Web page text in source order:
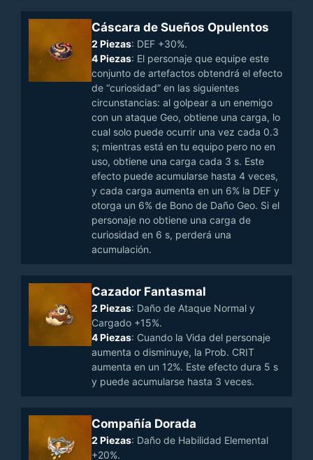
Cáscara de Sueños Opulentos
2 Piezas: DEF +30%.
4 Piezas: El personaje que equipe este
conjunto de artefactos obtendrá el efecto
de “curiosidad” en las siguientes
circunstancias: al golpear a un enemigo
con un ataque Geo, obtiene una carga, lo
cual solo puede ocurrir una vez cada 0.3
s; mientras está en tu equipo pero no en
uso, obtiene una carga cada 3 s. Este
efecto puede acumularse hasta 4 veces,
y cada carga aumenta en un 6% la DEF y
otorga un 6% de Bono de Daño Geo. Si el
personaje no obtiene una carga de
curiosidad en 6 s, perderá una
acumulación.
Cazador Fantasmal
2 Piezas: Daño de Ataque Normal y
Cargado +15%.
4 Piezas: Cuando la Vida del personaje
aumenta o disminuye, la Prob. CRIT
aumenta en un 12%. Este efecto dura 5 s
y puede acumularse hasta 3 veces.
Compañía Dorada
2 Piezas: Daño de Habilidad Elemental
+20%.